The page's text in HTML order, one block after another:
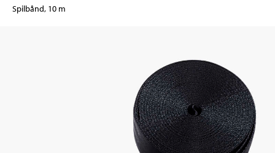
Spilbånd, 10 m